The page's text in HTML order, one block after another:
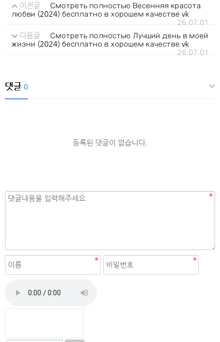
이전글
Смотреть полностью Весенняя красота
любви (2024) бесплатно в хорошем качестве vk
26.07.01
다음글
Смотреть полностью Лучший день в моей
жизни (2024) бесплатно в хорошем качестве vk
26.07.01
댓글 0
등록된 댓글이 없습니다.